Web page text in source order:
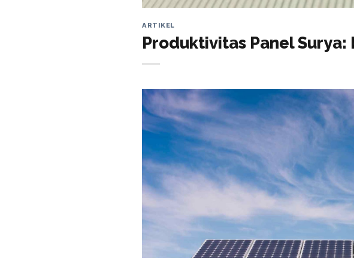
ARTIKEL
Produktivitas Panel Surya: